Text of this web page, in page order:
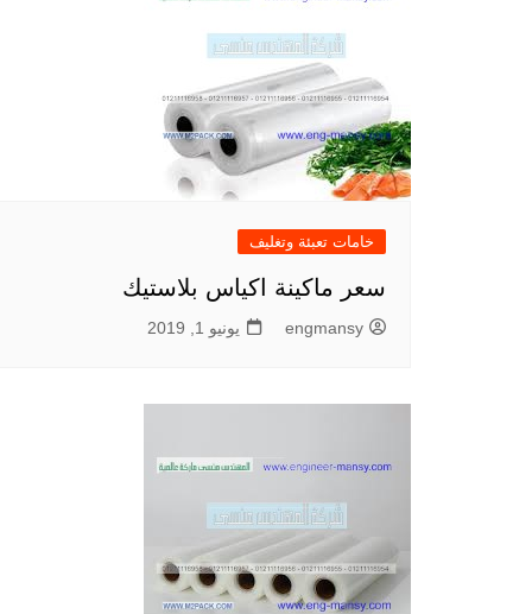
خامات تعبئة وتغليف
سعر ماكينة اكياس بلاستيك
engmansy يونيو 1, 2019